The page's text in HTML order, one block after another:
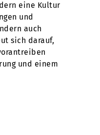
eine Kultur
und
auch
sich darauf,
und einem